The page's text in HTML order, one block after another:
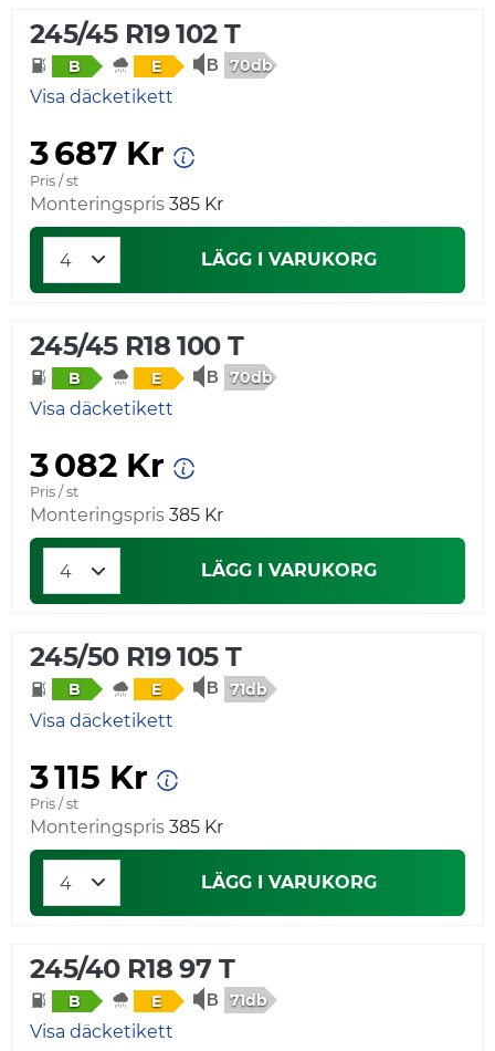
245/45 R19 102 T
B E 70db
Visa däcketikett
3 687 Kr
Pris / st
Monteringspris 385 Kr
LÄGG I VARUKORG
245/45 R18 100 T
B E 70db
Visa däcketikett
3 082 Kr
Pris / st
Monteringspris 385 Kr
LÄGG I VARUKORG
245/50 R19 105 T
B E 71db
Visa däcketikett
3 115 Kr
Pris / st
Monteringspris 385 Kr
LÄGG I VARUKORG
245/40 R18 97 T
B E 71db
Visa däcketikett